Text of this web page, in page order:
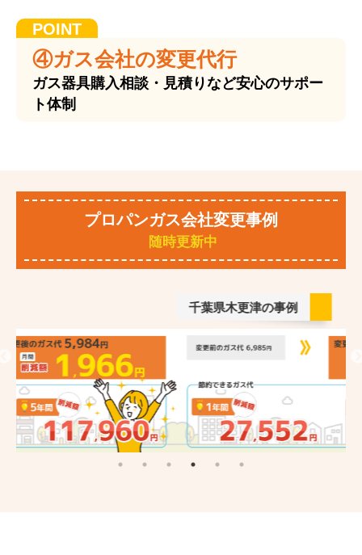
④ガス会社の変更代行
ガス器具購入相談・見積りなど安心のサポー
ト体制
プロパンガス会社変更事例
随時更新中